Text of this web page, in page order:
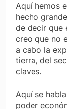
Aquí hemos
hecho
de decir que
creo que no
a cabo la
tierra, del
claves.
Aquí se
poder